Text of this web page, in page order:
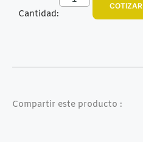
Cantidad:
COTIZAR
Compartir este producto :